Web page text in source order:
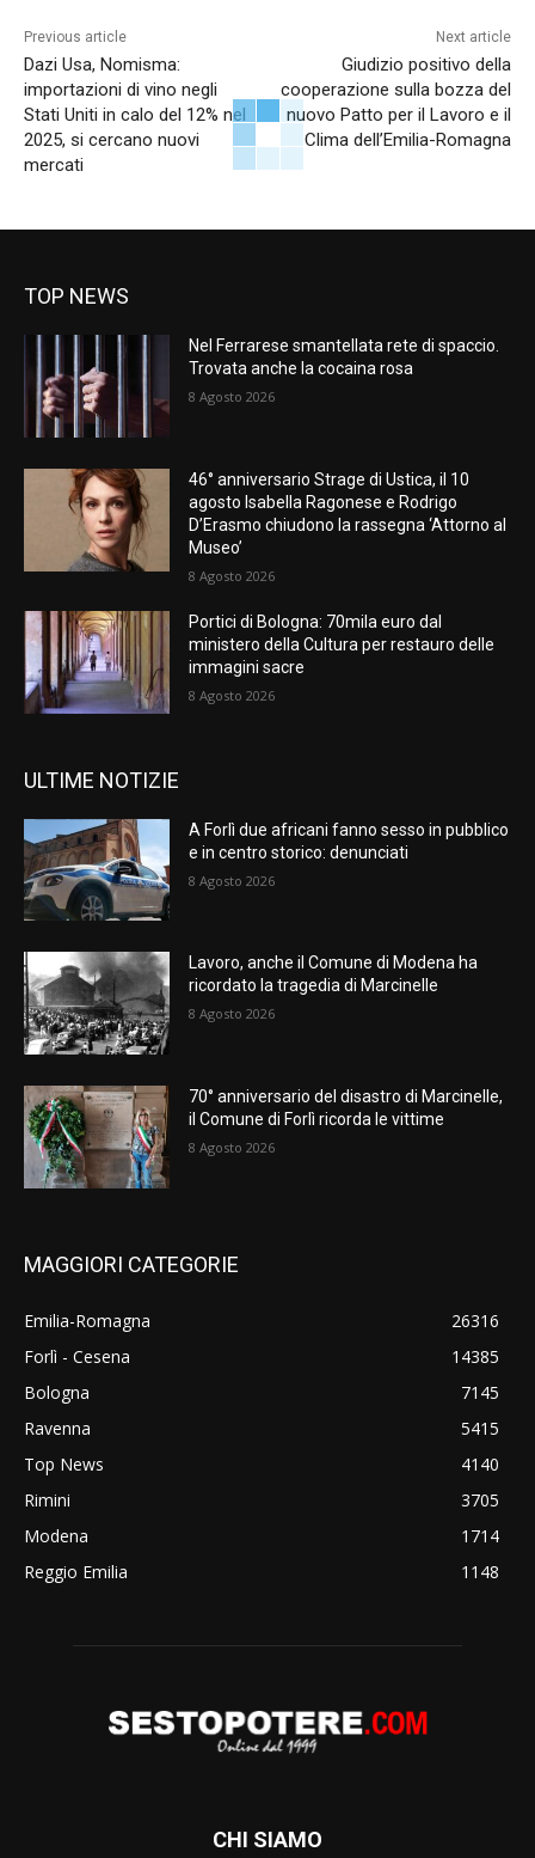
Previous article
Dazi Usa, Nomisma:
importazioni di vino negli
Stati Uniti in calo del 12% nel
2025, si cercano nuovi
mercati
Next article
Giudizio positivo della
cooperazione sulla bozza del
nuovo Patto per il Lavoro e il
Clima dell’Emilia-Romagna
TOP NEWS
Nel Ferrarese smantellata rete di spaccio.
Trovata anche la cocaina rosa
8 Agosto 2026
46° anniversario Strage di Ustica, il 10
agosto Isabella Ragonese e Rodrigo
D’Erasmo chiudono la rassegna ‘Attorno al
Museo’
8 Agosto 2026
Portici di Bologna: 70mila euro dal
ministero della Cultura per restauro delle
immagini sacre
8 Agosto 2026
ULTIME NOTIZIE
A Forlì due africani fanno sesso in pubblico
e in centro storico: denunciati
8 Agosto 2026
Lavoro, anche il Comune di Modena ha
ricordato la tragedia di Marcinelle
8 Agosto 2026
70° anniversario del disastro di Marcinelle,
il Comune di Forlì ricorda le vittime
8 Agosto 2026
MAGGIORI CATEGORIE
Emilia-Romagna
26316
Forlì - Cesena
14385
Bologna
7145
Ravenna
5415
Top News
4140
Rimini
3705
Modena
1714
Reggio Emilia
1148
CHI SIAMO